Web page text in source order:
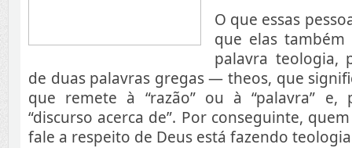
O que essas
que elas
palavra teologia,
de duas palavras gregas — theos, que
que remete à “razão” ou à “palavra” e,
“discurso acerca de”. Por conseguinte,
fale a respeito de Deus está fazendo